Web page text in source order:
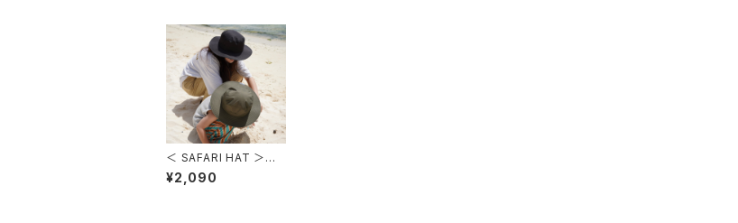
＜ SAFARI HAT ＞
サファリハット ( スタッフ
着用 )
¥2,090